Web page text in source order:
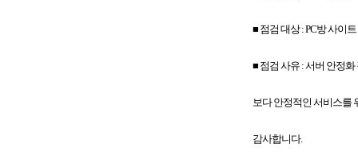
■ 점검 대상 : PC방 사이
■ 점검 사유 : 서버 안정화
보다 안정적인 서비스를
감사합니다.